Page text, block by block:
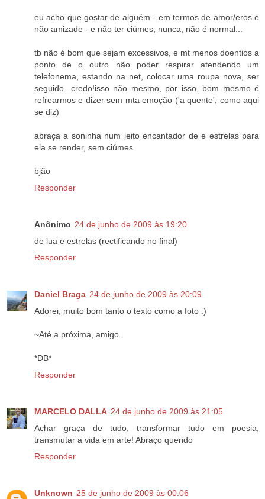
eu acho que gostar de alguém - em termos de amor/eros e
não amizade - e não ter ciúmes, nunca, não é normal...
tb não é bom que sejam excessivos, e mt menos doentios a
ponto de o outro não poder respirar atendendo um
telefonema, estando na net, colocar uma roupa nova, ser
seguido...credo!isso não mesmo, por isso, bom mesmo é
refrearmos e dizer sem mta emoção ('a quente', como aqui
se diz)
abraça a soninha num jeito encantador de e estrelas para
ela se render, sem ciúmes
bjão
Responder
Anônimo 24 de junho de 2009 às 19:20
de lua e estrelas (rectificando no final)
Responder
Daniel Braga 24 de junho de 2009 às 20:09
Adorei, muito bom tanto o texto como a foto :)
~Até a próxima, amigo.
*DB*
Responder
MARCELO DALLA 24 de junho de 2009 às 21:05
Achar graça de tudo, transformar tudo em poesia,
transmutar a vida em arte! Abraço querido
Responder
Unknown 25 de junho de 2009 às 00:06